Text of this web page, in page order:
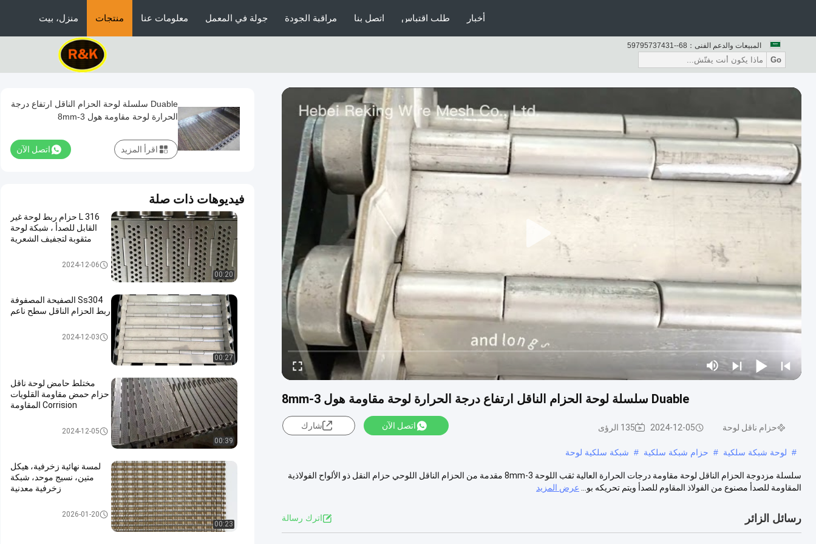
منزل، بيت منتجات معلومات عنا جولة في المعمل مراقبة الجودة اتصل بنا طلب اقتباس أخبار
المبيعات والدعم الفنى： 86--13473759795
Go
Duable سلسلة لوحة الحزام الناقل ارتفاع درجة الحرارة لوحة مقاومة هول 3-8mm
حزام ناقل لوحة 2024-12-05 135 الرؤى اتصل الآن شارك
# لوحة شبكة سلكية # حزام شبكة سلكية # شبكة سلكية لوحة
سلسلة مزدوجة الحزام الناقل لوحة مقاومة درجات الحرارة العالية ثقب اللوحة 3-8mm مقدمة من الحزام الناقل اللوحي حزام النقل ذو الألواح الفولاذية
المقاومة للصدأ مصنوع من الفولاذ المقاوم للصدأ ويتم تحريكه بو...
عرض المزيد
رسائل الزائر اترك رسالة
Duable سلسلة لوحة الحزام الناقل ارتفاع درجة
الحرارة لوحة مقاومة هول 3-8mm
اتصل الآن اقرأ المزيد
فيديوهات ذات صلة
00:20
316 L حزام ربط لوحة غير
القابل للصدأ ، شبكة لوحة
مثقوبة لتجفيف الشعرية
2024-12-06
00:27
Ss304 الصفيحة المصفوفة
ربط الحزام الناقل سطح ناعم
2024-12-03
00:39
مختلط حامض لوحة ناقل
حزام حمض مقاومة القلويات
Corrision المقاومة
2024-12-05
00:23
لمسة نهائية زخرفية، هيكل
متين، نسيج موحد، شبكة
زخرفية معدنية
معماريّ سلك شبكة2026-01-20